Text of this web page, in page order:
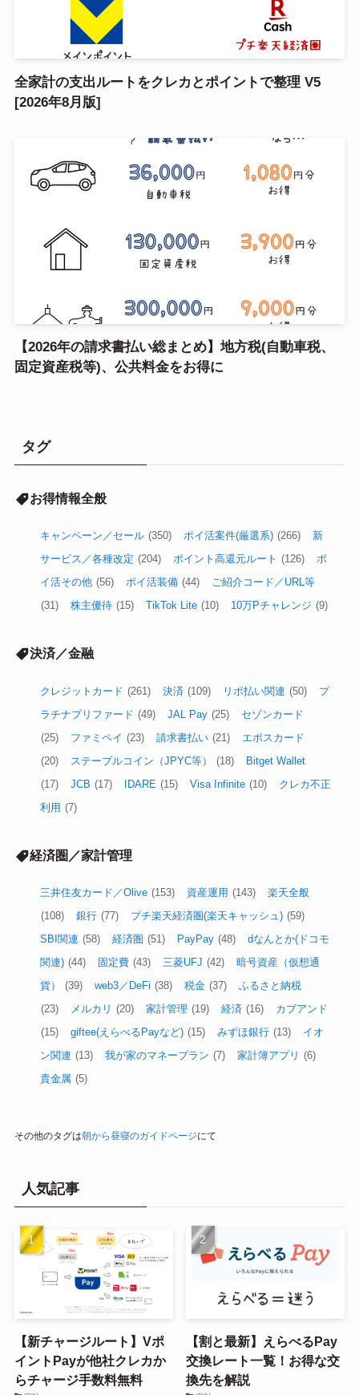
全家計の支出ルートをクレカとポイントで整理 V5
[2026年8月版]
【2026年の請求書払い総まとめ】地方税(自動車税、
固定資産税等)、公共料金をお得に
タグ
お得情報全般
キャンペーン／セール (350) ポイ活案件(厳選系) (266)
新
サービス／各種改定 (204) ポイント高還元ルート (126)
ポ
イ活その他 (56) ポイ活装備 (44)
ご紹介コード／URL等
(31)
株主優待 (15) TikTok Lite (10) 10万Pチャレンジ (9)
決済／金融
クレジットカード (261) 決済 (109) リボ払い関連 (50)
プ
ラチナプリファード (49) JAL Pay (25)
セゾンカード
(25)
ファミペイ (23) 請求書払い (21)
エポスカード
(20)
ステーブルコイン（JPYC等） (18)
Bitget Wallet
(17)
JCB (17) IDARE (15) Visa Infinite (10)
クレカ不正
利用 (7)
経済圏／家計管理
三井住友カード／Olive (153) 資産運用 (143)
楽天全般
(108)
銀行 (77) プチ楽天経済圏(楽天キャッシュ) (59)
SBI関連 (58) 経済圏 (51) PayPay (48)
dなんとか(ドコモ
関連) (44) 固定費 (43) 三菱UFJ (42)
暗号資産（仮想通
貨）
(39) web3／DeFi (38) 税金 (37)
ふるさと納税
(23)
メルカリ (20) 家計管理 (19) 経済 (16)
カブアンド
(15)
giftee(えらべるPayなど) (15) みずほ銀行 (13)
イオ
ン関連 (13) 我が家のマネープラン (7) 家計簿アプリ (6)
貴金属 (5)
その他のタグは朝から昼寝のガイドページにて
人気記事
【新チャージルート】Vポ
イントPayが他社クレカか
らチャージ手数料無料
【割と最新】えらべるPay
交換レート一覧！お得な交
換先を解説